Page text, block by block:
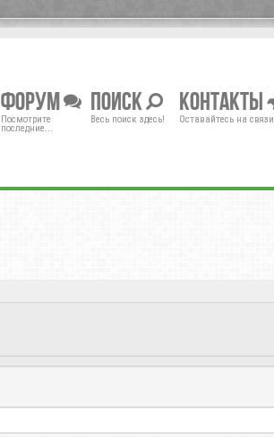
Форум
Посмотрите
последние...
Поиск
Весь поиск здесь!
Контакты
Оставайтесь на связи